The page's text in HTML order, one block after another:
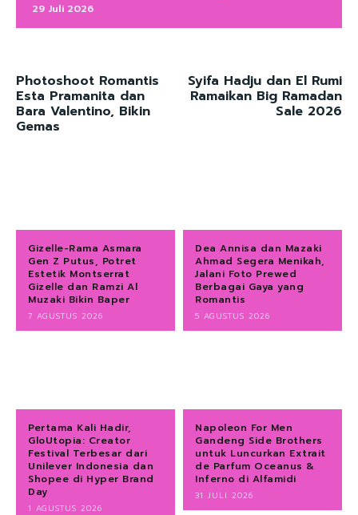
29 Juli 2026
Photoshoot Romantis
Esta Pramanita dan
Bara Valentino, Bikin
Gemas
Syifa Hadju dan El Rumi
Ramaikan Big Ramadan
Sale 2026
Gizelle-Rama Asmara
Gen Z Putus, Potret
Estetik Montserrat
Gizelle dan Ramzi Al
Muzaki Bikin Baper
7 AGUSTUS 2026
Dea Annisa dan Mazaki
Ahmad Segera Menikah,
Jalani Foto Prewed
Berbagai Gaya yang
Romantis
5 AGUSTUS 2026
Pertama Kali Hadir,
GloUtopia: Creator
Festival Terbesar dari
Unilever Indonesia dan
Shopee di Hyper Brand
Day
1 AGUSTUS 2026
Napoleon For Men
Gandeng Side Brothers
untuk Luncurkan Extrait
de Parfum Oceanus &
Inferno di Alfamidi
31 JULI 2026